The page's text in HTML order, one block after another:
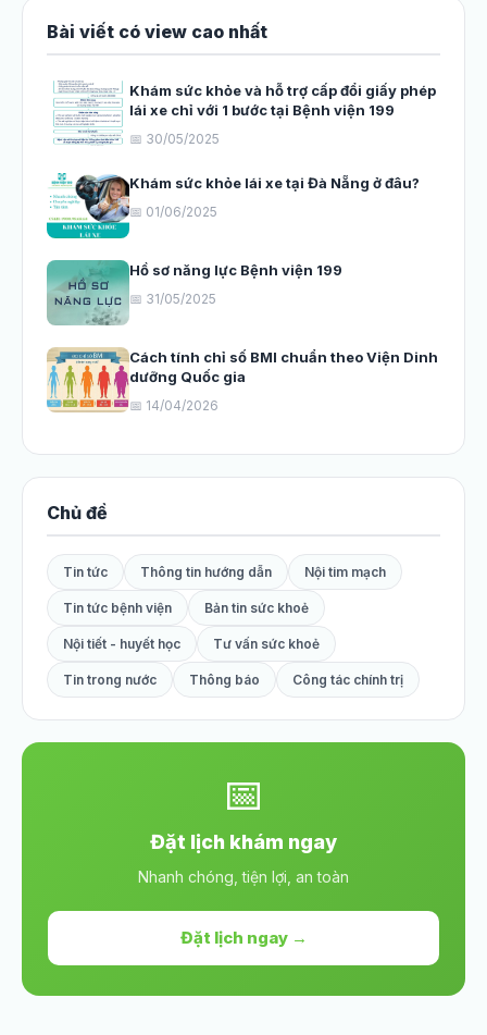
Bài viết có view cao nhất
Khám sức khỏe và hỗ trợ cấp đổi giấy phép
lái xe chỉ với 1 bước tại Bệnh viện 199
📅 30/05/2025
Khám sức khỏe lái xe tại Đà Nẵng ở đâu?
📅 01/06/2025
Hồ sơ năng lực Bệnh viện 199
📅 31/05/2025
Cách tính chỉ số BMI chuẩn theo Viện Dinh
dưỡng Quốc gia
📅 14/04/2026
Chủ đề
Tin tức Thông tin hướng dẫn Nội tim mạch
Tin tức bệnh viện Bản tin sức khoẻ
Nội tiết - huyết học Tư vấn sức khoẻ
Tin trong nước Thông báo Công tác chính trị
📅
Đặt lịch khám ngay
Nhanh chóng, tiện lợi, an toàn
Đặt lịch ngay →